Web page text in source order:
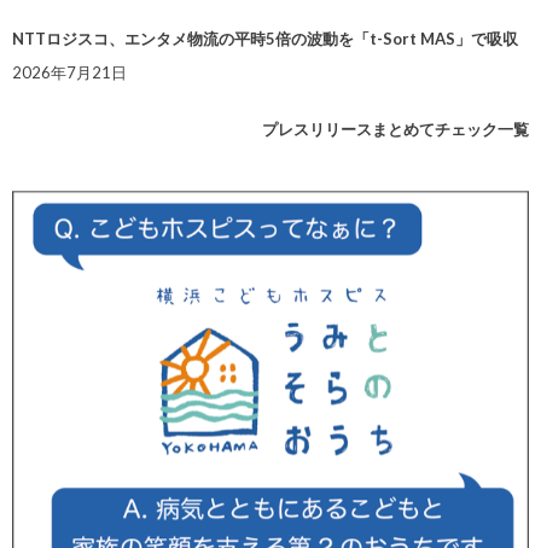
NTTロジスコ、エンタメ物流の平時5倍の波動を「t-Sort MAS」で吸収
2026年7月21日
プレスリリースまとめてチェック一覧